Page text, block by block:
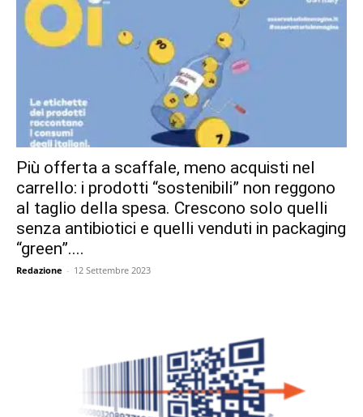
Più offerta a scaffale, meno acquisti nel
carrello: i prodotti “sostenibili” non reggono
al taglio della spesa. Crescono solo quelli
senza antibiotici e quelli venduti in packaging
“green”....
Redazione - 12 Settembre 2023